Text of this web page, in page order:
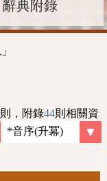
辭典附錄
」
則，附錄44則相關資